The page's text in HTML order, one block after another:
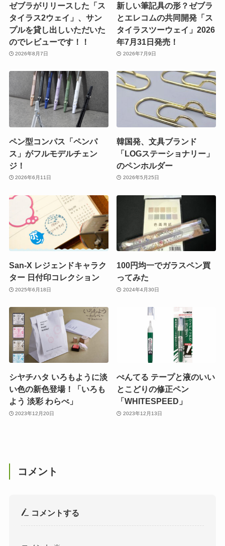
ゼブラがリリースした「ス
タイラス2ウェイ」、サン
プルを貸し出しいただいた
のでレビューです！！
2026年8月7日
新しい筆記具の形？ゼブラ
とエレコムの共同開発「ス
タイラスツーウェイ」2026
年7月31日発売！
2026年7月9日
ペン型コンパス「ペンパ
ス」がフルモデルチェン
ジ！
2026年6月11日
韓国発、文具ブランド
「LOGステーショナリー」
のペンホルダー
2026年5月25日
San-X レジェンドキャラク
ター 日付印コレクション
2025年6月18日
100円均一でガラスペン買
ってみた
2024年4月30日
シヤチハタ いろもように淡
い色の新色登場！「いろも
よう 淡彩 わらべ」
2023年12月20日
ぺんてる テープと液のいい
とこどりの修正ペン
「WHITESPEED」
2023年12月13日
コメント
コメントする